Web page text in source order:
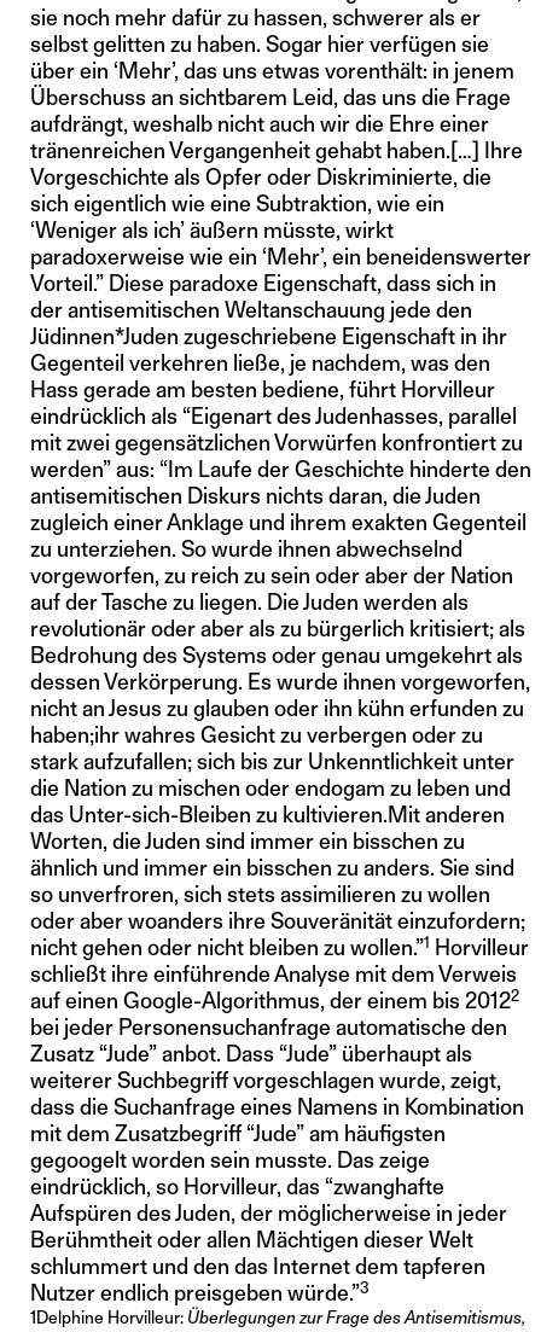
sie noch mehr dafür zu hassen, schwerer als er
selbst gelitten zu haben. Sogar hier verfügen sie
über ein ‘Mehr’, das uns etwas vorenthält: in jenem
Überschuss an sichtbarem Leid, das uns die Frage
aufdrängt, weshalb nicht auch wir die Ehre einer
tränenreichen Vergangenheit gehabt haben.[…] Ihre
Vorgeschichte als Opfer oder Diskriminierte, die
sich eigentlich wie eine Subtraktion, wie ein
‘Weniger als ich’ äußern müsste, wirkt
paradoxerweise wie ein ‘Mehr’, ein beneidenswerter
Vorteil.” Diese paradoxe Eigenschaft, dass sich in
der antisemitischen Weltanschauung jede den
Jüdinnen*Juden zugeschriebene Eigenschaft in ihr
Gegenteil verkehren ließe, je nachdem, was den
Hass gerade am besten bediene, führt Horvilleur
eindrücklich als “Eigenart des Judenhasses, parallel
mit zwei gegensätzlichen Vorwürfen konfrontiert zu
werden” aus: “Im Laufe der Geschichte hinderte den
antisemitischen Diskurs nichts daran, die Juden
zugleich einer Anklage und ihrem exakten Gegenteil
zu unterziehen. So wurde ihnen abwechselnd
vorgeworfen, zu reich zu sein oder aber der Nation
auf der Tasche zu liegen. Die Juden werden als
revolutionär oder aber als zu bürgerlich kritisiert; als
Bedrohung des Systems oder genau umgekehrt als
dessen Verkörperung. Es wurde ihnen vorgeworfen,
nicht an Jesus zu glauben oder ihn kühn erfunden zu
haben;ihr wahres Gesicht zu verbergen oder zu
stark aufzufallen; sich bis zur Unkenntlichkeit unter
die Nation zu mischen oder endogam zu leben und
das Unter-sich-Bleiben zu kultivieren.Mit anderen
Worten, die Juden sind immer ein bisschen zu
ähnlich und immer ein bisschen zu anders. Sie sind
so unverfroren, sich stets assimilieren zu wollen
oder aber woanders ihre Souveränität einzufordern;
nicht gehen oder nicht bleiben zu wollen.”1 Horvilleur
schließt ihre einführende Analyse mit dem Verweis
auf einen Google-Algorithmus, der einem bis 20122
bei jeder Personensuchanfrage automatische den
Zusatz “Jude” anbot. Dass “Jude” überhaupt als
weiterer Suchbegriff vorgeschlagen wurde, zeigt,
dass die Suchanfrage eines Namens in Kombination
mit dem Zusatzbegriff “Jude” am häufigsten
gegoogelt worden sein musste. Das zeige
eindrücklich, so Horvilleur, das “zwanghafte
Aufspüren des Juden, der möglicherweise in jeder
Berühmtheit oder allen Mächtigen dieser Welt
schlummert und den das Internet dem tapferen
Nutzer endlich preisgeben würde.”3
1Delphine Horvilleur: Überlegungen zur Frage des Antisemitismus,